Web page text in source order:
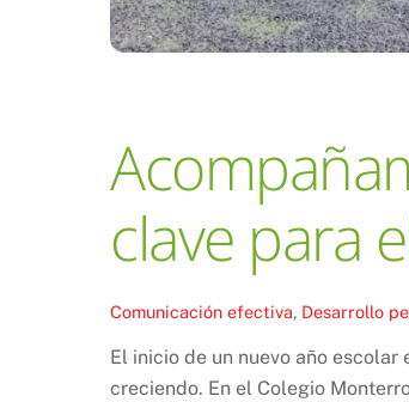
clave para
Comunicación efectiva, Desarrollo
El inicio de un nuevo año
creciendo. En el Colegio